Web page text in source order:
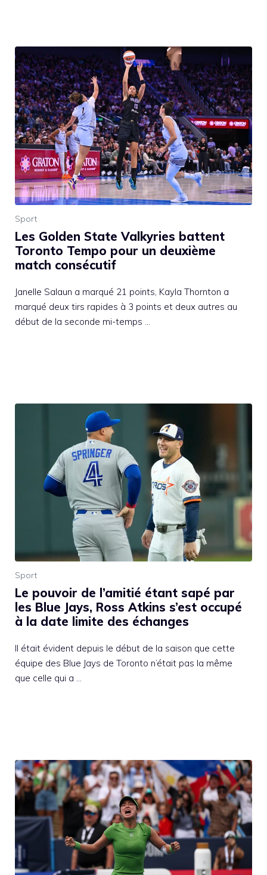
Sport
Les Golden State Valkyries battent
Toronto Tempo pour un deuxième
match consécutif
Janelle Salaun a marqué 21 points, Kayla Thornton a
marqué deux tirs rapides à 3 points et deux autres au
début de la seconde mi-temps …
Sport
Le pouvoir de l’amitié étant sapé par
les Blue Jays, Ross Atkins s’est occupé
à la date limite des échanges
Il était évident depuis le début de la saison que cette
équipe des Blue Jays de Toronto n’était pas la même
que celle qui a …